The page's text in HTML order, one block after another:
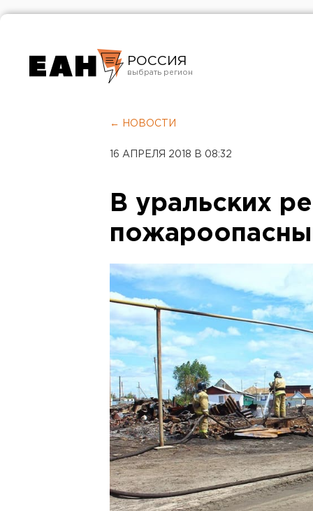
РОССИЯ
Челябинск
← НОВОСТИ
16 АПРЕЛЯ 2018 В 08:32
В уральских